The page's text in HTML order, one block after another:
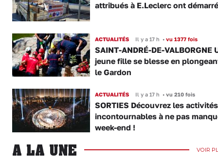
attribués à E.Leclerc ont démarré
ACTUALITÉS Il y a 17 h •vu 1377 fois
SAINT-ANDRÉ-DE-VALBORGNE
jeune fille se blesse en
le Gardon
ACTUALITÉS Il y a 17 h •vu 210 fois
SORTIES Découvrez les activités
incontournables à ne pas
week-end !
A LA UNE VOIR